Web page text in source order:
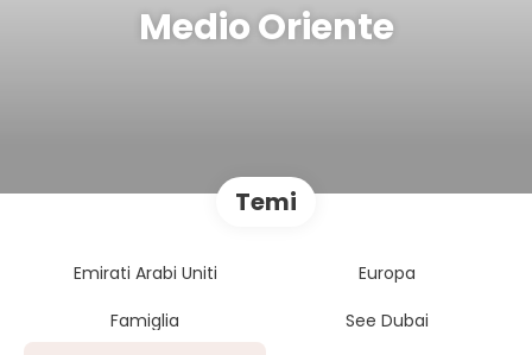
Medio Oriente
Temi
Emirati Arabi Uniti
Europa
Famiglia
See Dubai